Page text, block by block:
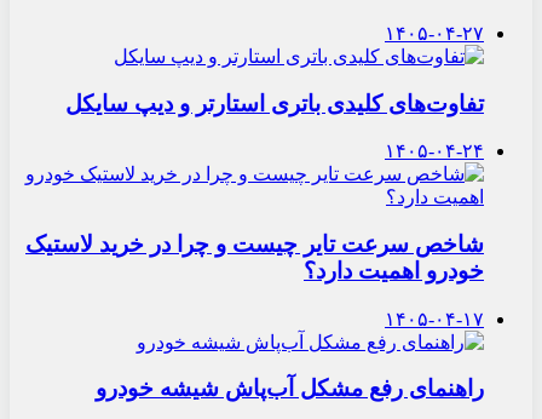
۱۴۰۵-۰۴-۲۷
تفاوت‌های کلیدی باتری استارتر و دیپ سایکل
۱۴۰۵-۰۴-۲۴
شاخص سرعت تایر چیست و چرا در خرید لاستیک
خودرو اهمیت دارد؟
۱۴۰۵-۰۴-۱۷
راهنمای رفع مشکل آب‌پاش شیشه خودرو